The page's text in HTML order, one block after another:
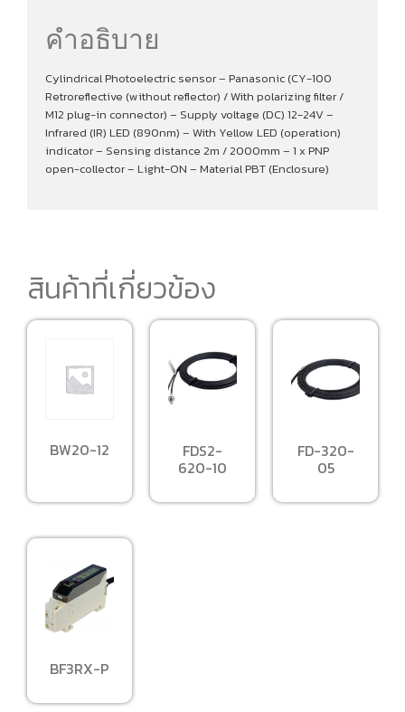
คำอธิบาย
Cylindrical Photoelectric sensor – Panasonic (CY-100
Retroreflective (without reflector) / With polarizing filter /
M12 plug-in connector) – Supply voltage (DC) 12-24V –
Infrared (IR) LED (890nm) – With Yellow LED (operation)
indicator – Sensing distance 2m / 2000mm – 1 x PNP
open-collector – Light-ON – Material PBT (Enclosure)
สินค้าที่เกี่ยวข้อง
BW20-12 FDS2-
620-10
FD-320-
05
BF3RX-P